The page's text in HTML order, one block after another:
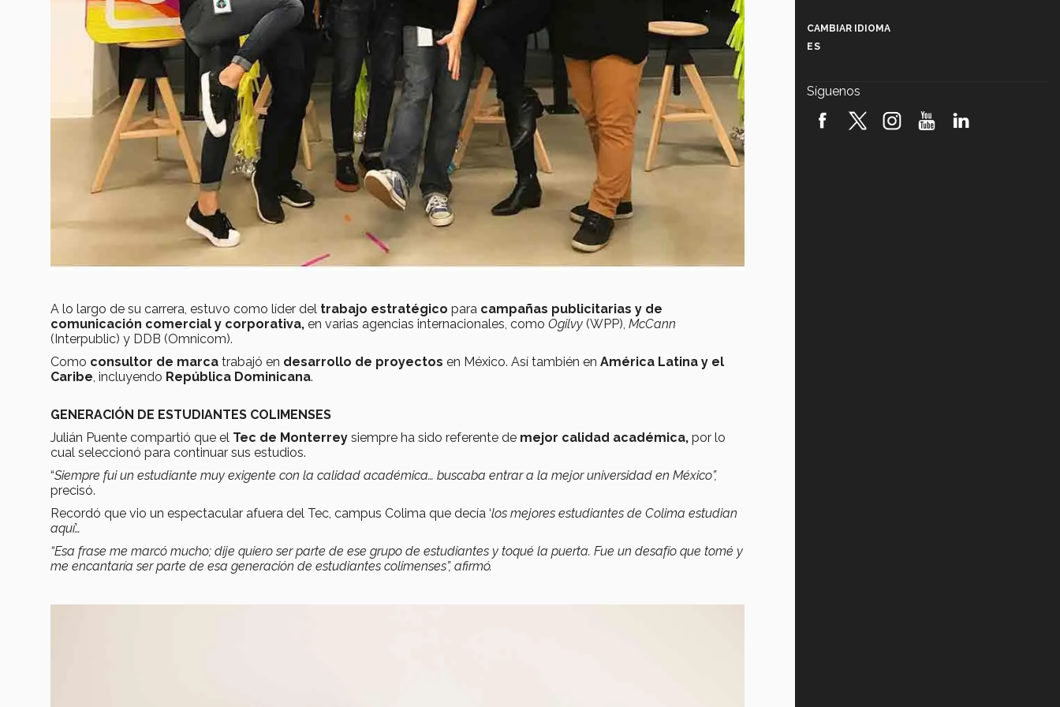
A lo largo de su carrera, estuvo como líder del trabajo estratégico para campañas publicitarias y de
comunicación comercial y corporativa, en varias agencias internacionales, como Ogilvy (WPP), McCann
(Interpublic) y DDB (Omnicom).
Como consultor de marca trabajó en desarrollo de proyectos en México. Así también en América Latina y el
Caribe , incluyendo República Dominicana.
GENERACIÓN DE ESTUDIANTES COLIMENSES
Julián Puente compartió que el Tec de Monterrey siempre ha sido referente de mejor calidad académica, por lo
cual seleccionó para continuar sus estudios.
“Siempre fui un estudiante muy exigente con la calidad académica… buscaba entrar a la mejor universidad en México”,
precisó.
Recordó que vio un espectacular afuera del Tec, campus Colima que decía ‘los mejores estudiantes de Colima estudian
aquí’…
“Esa frase me marcó mucho; dije quiero ser parte de ese grupo de estudiantes y toqué la puerta. Fue un desafío que tomé y
me encantaría ser parte de esa generación de estudiantes colimenses”, afirmó.
robótica FIRST 2026! (video)
CAMBIAR IDIOMA
ES
Síguenos